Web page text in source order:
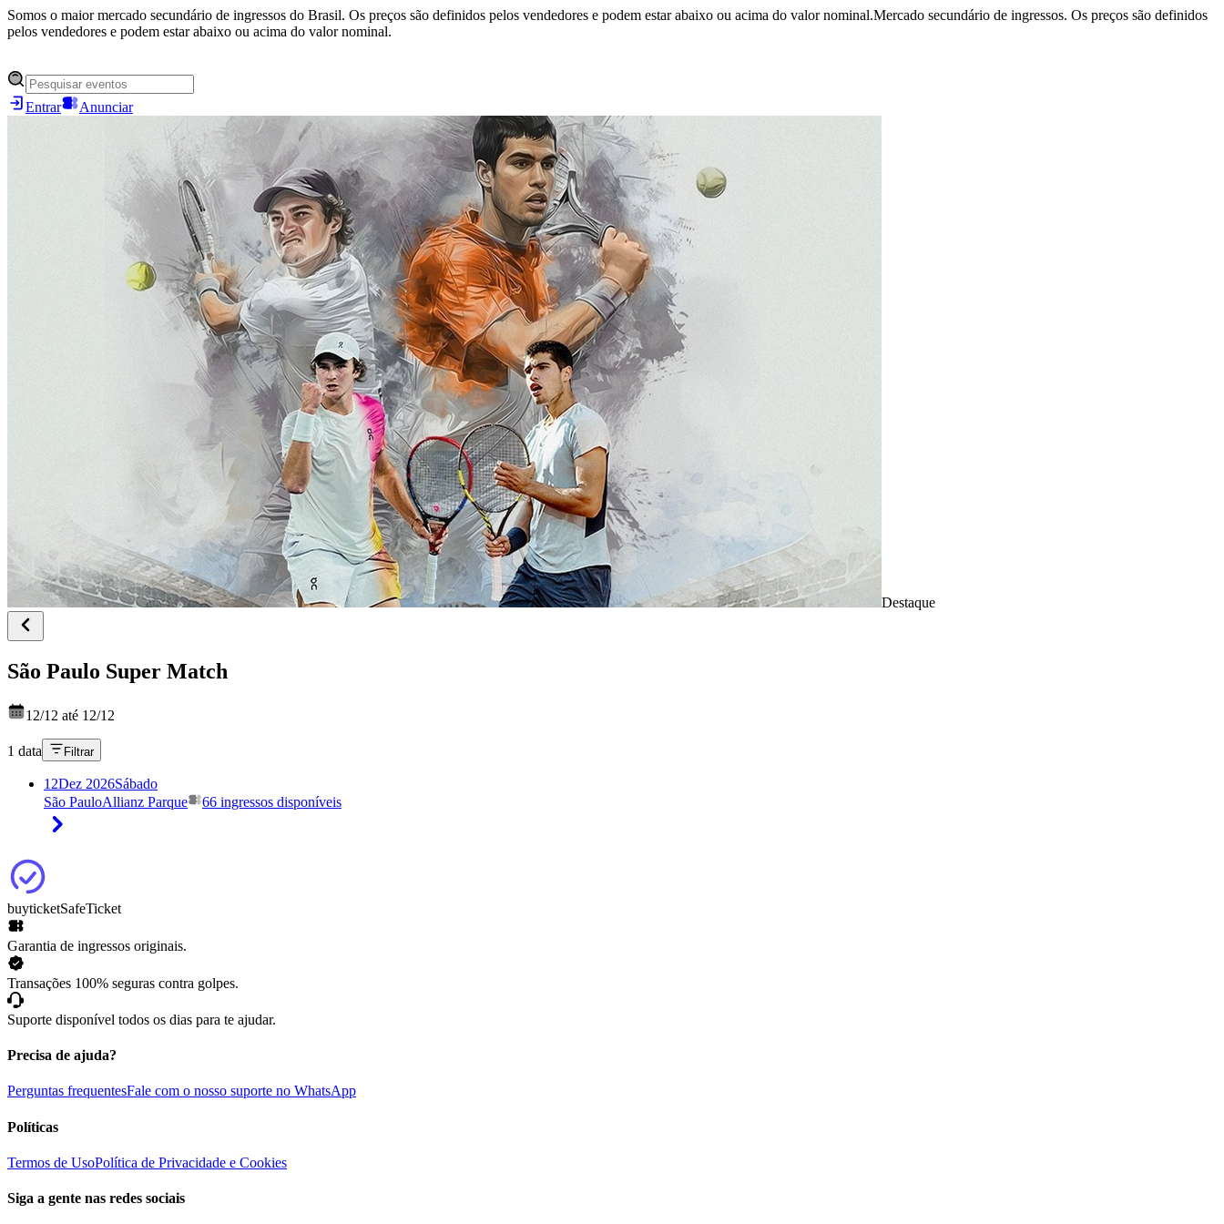
Somos o maior mercado secundário de ingressos do Brasil. Os preços são definidos pelos vendedores e podem estar abaixo ou acima do valor nominal.Mercado secundário de ingressos. Os preços são definidos
pelos vendedores e podem estar abaixo ou acima do valor nominal.
Entrar Anunciar
Destaque
São Paulo Super Match
12/12 até 12/12
1 data Filtrar
12Dez 2026Sábado
São PauloAllianz Parque 66 ingressos disponíveis
buyticketSafeTicket
Garantia de ingressos originais.
Transações 100% seguras contra golpes.
Suporte disponível todos os dias para te ajudar.
Precisa de ajuda?
Perguntas frequentesFale com o nosso suporte no WhatsApp
Políticas
Termos de UsoPolítica de Privacidade e Cookies
Siga a gente nas redes sociais